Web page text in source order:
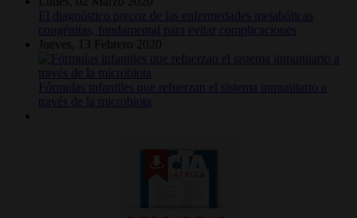
El diagnóstico precoz de las enfermedades metabólicas
congénitas, fundamental para evitar complicaciones
Jueves, 13 Febrero 2020
Fórmulas infantiles que refuerzan el sistema inmunitario a
través de la microbiota